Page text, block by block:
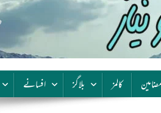
کالمز بلاگز افسانے